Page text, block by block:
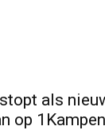
als
op